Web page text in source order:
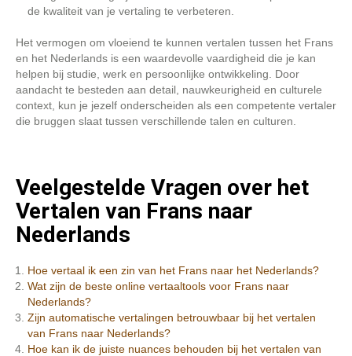
de kwaliteit van je vertaling te verbeteren.
Het vermogen om vloeiend te kunnen vertalen tussen het Frans
en het Nederlands is een waardevolle vaardigheid die je kan
helpen bij studie, werk en persoonlijke ontwikkeling. Door
aandacht te besteden aan detail, nauwkeurigheid en culturele
context, kun je jezelf onderscheiden als een competente vertaler
die bruggen slaat tussen verschillende talen en culturen.
Veelgestelde Vragen over het
Vertalen van Frans naar
Nederlands
Hoe vertaal ik een zin van het Frans naar het Nederlands?
Wat zijn de beste online vertaaltools voor Frans naar
Nederlands?
Zijn automatische vertalingen betrouwbaar bij het vertalen
van Frans naar Nederlands?
Hoe kan ik de juiste nuances behouden bij het vertalen van